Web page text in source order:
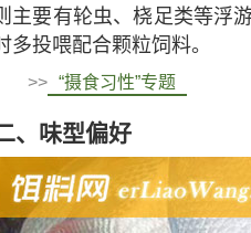
主要有轮虫、桡足类等浮
多投喂配合颗粒饲料。
>> “摄食习性”专题
、味型偏好